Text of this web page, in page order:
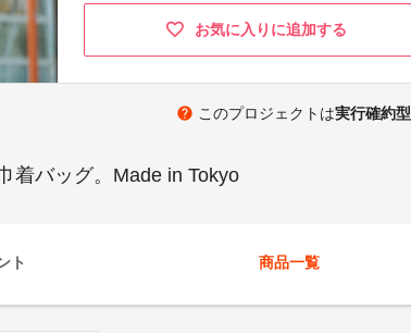
お気に入りに追加する
help このプロジェクトは実行確約型
着バッグ。Made in Tokyo
ト 商品一覧